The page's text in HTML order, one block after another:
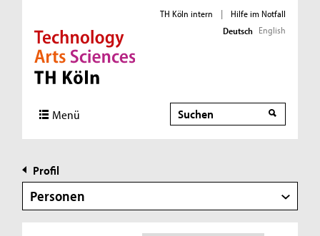
Direkt zur Hauptnavigation
Direkt zur Subnavigation
Direkt zum Inhalt
Direkt zum Fußbereich
TH Köln intern |
Hilfe im Notfall
Deutsch English
Menü Suche
Profil
Personen